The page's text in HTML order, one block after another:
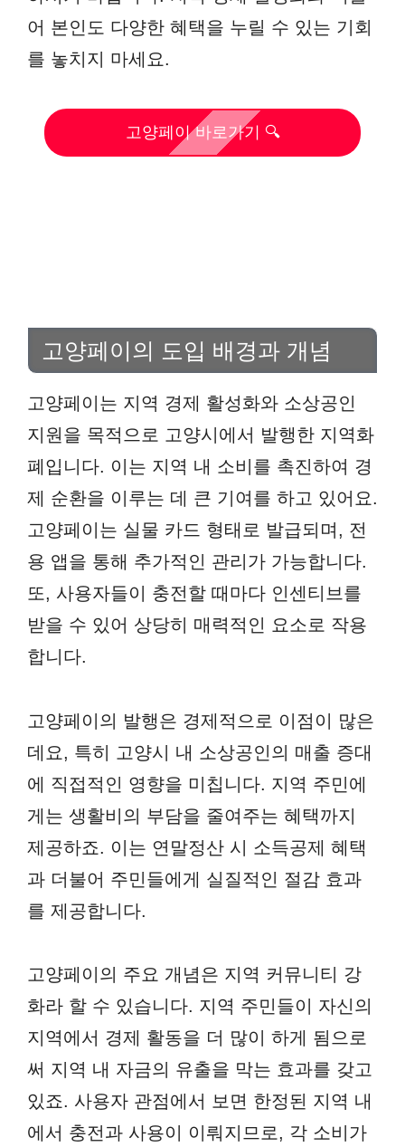
어 본인도 다양한 혜택을 누릴 수 있는 기회
를 놓치지 마세요.
고양페이 바로가기 🔍
고양페이의 도입 배경과 개념
고양페이는 지역 경제 활성화와 소상공인
지원을 목적으로 고양시에서 발행한 지역화
폐입니다. 이는 지역 내 소비를 촉진하여 경
제 순환을 이루는 데 큰 기여를 하고 있어요.
고양페이는 실물 카드 형태로 발급되며, 전
용 앱을 통해 추가적인 관리가 가능합니다.
또, 사용자들이 충전할 때마다 인센티브를
받을 수 있어 상당히 매력적인 요소로 작용
합니다.
고양페이의 발행은 경제적으로 이점이 많은
데요, 특히 고양시 내 소상공인의 매출 증대
에 직접적인 영향을 미칩니다. 지역 주민에
게는 생활비의 부담을 줄여주는 혜택까지
제공하죠. 이는 연말정산 시 소득공제 혜택
과 더불어 주민들에게 실질적인 절감 효과
를 제공합니다.
고양페이의 주요 개념은 지역 커뮤니티 강
화라 할 수 있습니다. 지역 주민들이 자신의
지역에서 경제 활동을 더 많이 하게 됨으로
써 지역 내 자금의 유출을 막는 효과를 갖고
있죠. 사용자 관점에서 보면 한정된 지역 내
에서 충전과 사용이 이뤄지므로, 각 소비가